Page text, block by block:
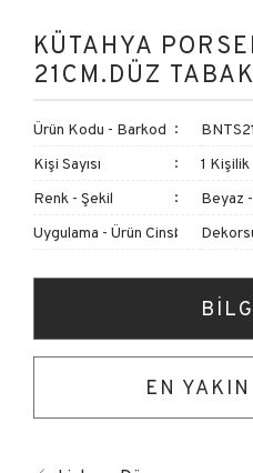
KÜTAHYA
21CM.DÜZ
Ürün Kodu - Barkod
Kişi Sayısı
1 Kişilik
Renk - Şekil
Beyaz
Uygulama - Ürün Cinsi
EN